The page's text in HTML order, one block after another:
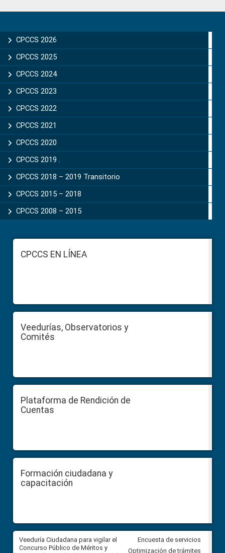
Sidebar
CPCCS 2026
CPCCS 2025
CPCCS 2024
CPCCS 2023
CPCCS 2022
CPCCS 2021
CPCCS 2020
CPCCS 2019 .
CPCCS 2018 – 2019 Transitorio
CPCCS 2015 – 2018
CPCCS 2008 – 2015
FooterCPCCS EN LÍNEA
Veedurías, Observatorios y
Comités
Plataforma de Rendición de
Cuentas
Formación ciudadana y
capacitación
Veeduría Ciudadana para vigilar el
Concurso Público de Méritos y
Veeduría Ciudadana para
construcción del asfaltado de
Encuesta de servicios
Optimización de trámites